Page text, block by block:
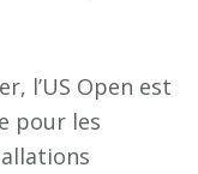
l’US Open est
pour les